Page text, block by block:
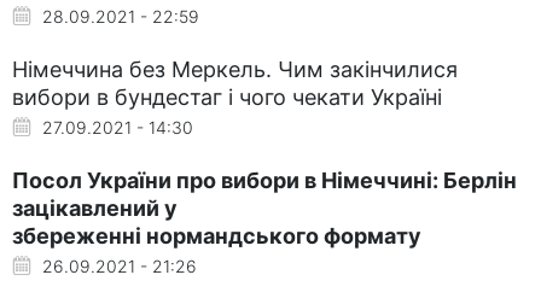
28.09.2021 - 22:59
Німеччина без Меркель. Чим закінчилися
вибори в бундестаг і чого чекати Україні
27.09.2021 - 14:30
Посол України про вибори в Німеччині: Берлін
зацікавлений у
збереженні нормандського формату
26.09.2021 - 21:26